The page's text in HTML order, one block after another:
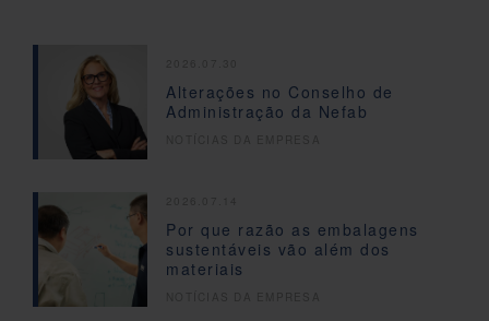
Alterações no Conselho de
Administração da Nefab
Por que razão as embalagens
sustentáveis vão além dos
materiais